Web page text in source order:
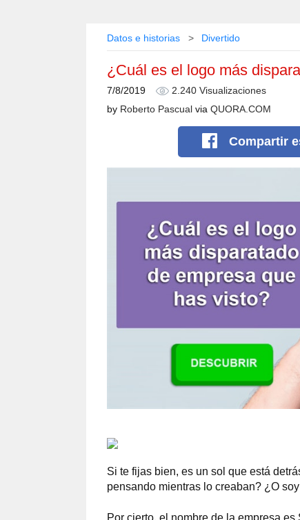
Datos e historias Divertido
¿Cuál es el logo más
7/8/2019
2.240 Visualizaciones
by Roberto Pascual via QUORA.COM
Compartir
Si te fijas bien, es un sol que está
pensando mientras lo creaban? ¿O
Por cierto, el nombre de la empresa